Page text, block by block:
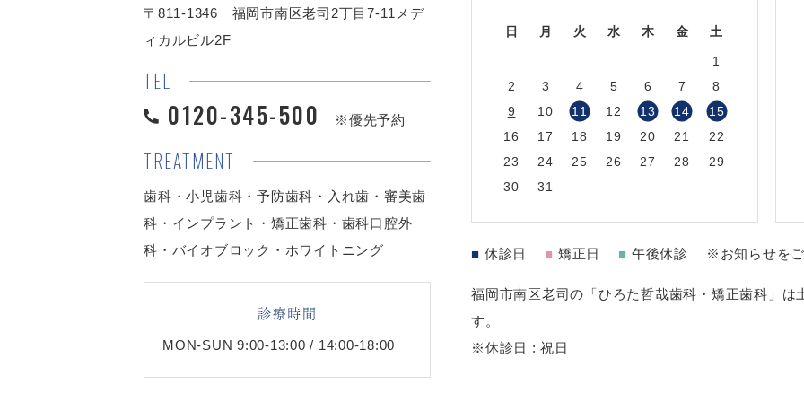
〒811-1346 福岡市南区老司2丁目7-11メデ
ィカルビル2F
TEL
0120-345-500 ※優先予約
TREATMENT
歯科・小児歯科・予防歯科・入れ歯・審美歯
科・インプラント・矯正歯科・歯科口腔外
科・バイオブロック・ホワイトニング
診療時間
MON-SUN 9:00-13:00 / 14:00-18:00
日 月 火 水 木 金 土
1
2
3 4 5 6 7
8
9
10 11 12 13 14
15
16
17 18 19 20 21
22
23
24 25 26 27 28
29
30
31
■ 休診日 ■ 矯正日 ■ 午後休診 ※お知らせを
福岡市南区老司の「ひろた哲哉歯科・矯正歯科」
す。
※休診日 : 祝日